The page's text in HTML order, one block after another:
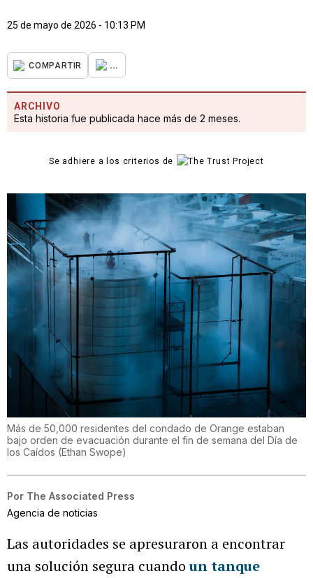
25 de mayo de 2026 - 10:13 PM
COMPARTIR ...
ARCHIVO
Esta historia fue publicada hace más de 2 meses.
Se adhiere a los criterios de
Más de 50,000 residentes del condado de Orange estaban
bajo orden de evacuación durante el fin de semana del Día de
los Caídos (Ethan Swope)
Por The Associated Press
Agencia de noticias
Las autoridades se apresuraron a encontrar
una solución segura cuandoun tanque